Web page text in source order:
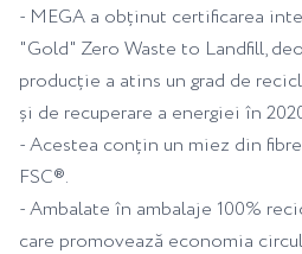
- MEGA a obținut certificarea
"Gold" Zero Waste to Landfill,
producție a atins un grad de
și de recuperare a energiei în
- Acestea conțin un miez din
FSC®.
- Ambalate în ambalaje 100%
care promovează economia